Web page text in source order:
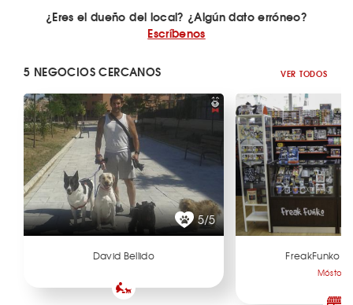
¿Eres el dueño del local? ¿Algún dato erróneo?
Escríbenos
5 NEGOCIOS CERCANOS VER TODOS
5/5
David Bellido FreakFunko
Móstoles